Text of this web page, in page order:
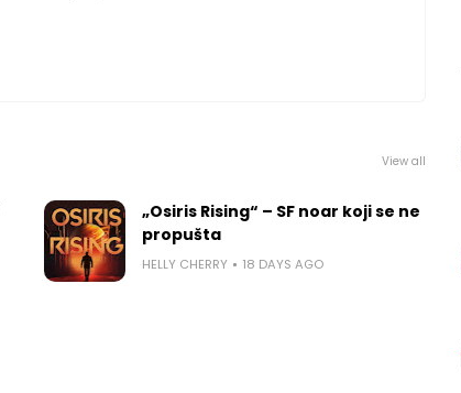
View all
„Osiris Rising“ – SF noar koji se ne
propušta
HELLY CHERRY 18 DAYS AGO